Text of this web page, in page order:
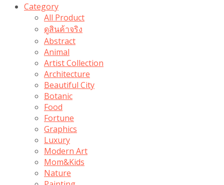
Category
All Product
ดูสินค้าจริง
Abstract
Animal
Artist Collection
Architecture
Beautiful City
Botanic
Food
Fortune
Graphics
Luxury
Modern Art
Mom&Kids
Nature